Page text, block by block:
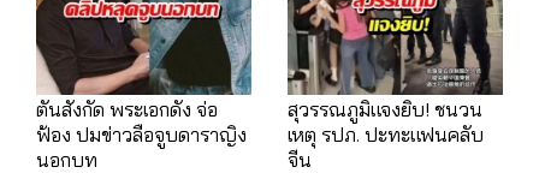
ตันสังกัด พระเอกดัง จ่อ
ฟ้อง ปมข่าวลือจูบดาราญิง
นอกบท
สุวรรณภูมิแจงยิบ! ชนวน
เหตุ รปภ. ปะทะแฟนคลับ
จีน